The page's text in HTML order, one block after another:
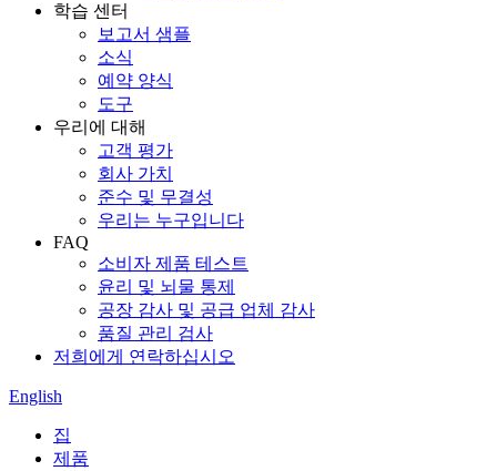
학습 센터
보고서 샘플
소식
예약 양식
도구
우리에 대해
고객 평가
회사 가치
준수 및 무결성
우리는 누구입니다
FAQ
소비자 제품 테스트
윤리 및 뇌물 통제
공장 감사 및 공급 업체 감사
품질 관리 검사
저희에게 연락하십시오
English
집
제품